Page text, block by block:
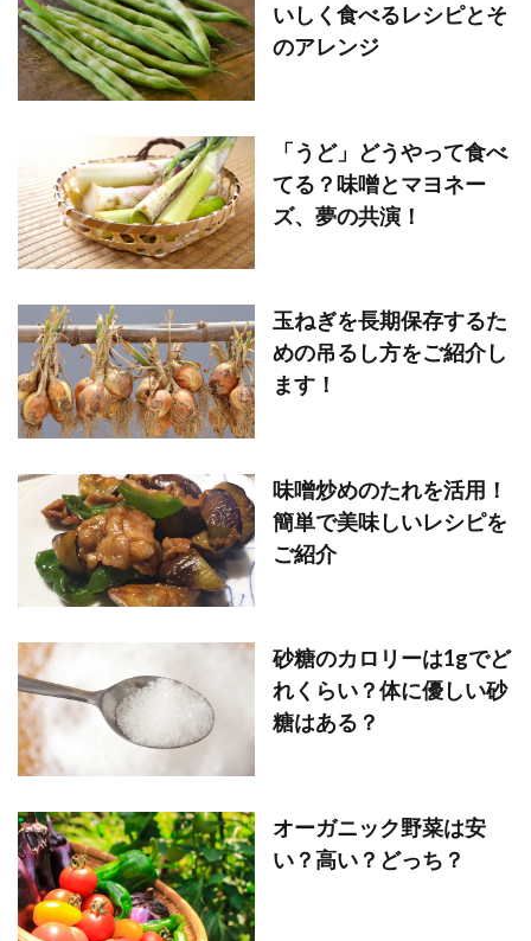
いしく食べるレシピとそ
のアレンジ
「うど」どうやって食べ
てる？味噌とマヨネー
ズ、夢の共演！
玉ねぎを長期保存するた
めの吊るし方をご紹介し
ます！
味噌炒めのたれを活用！
簡単で美味しいレシピを
ご紹介
砂糖のカロリーは1gでど
れくらい？体に優しい砂
糖はある？
オーガニック野菜は安
い？高い？どっち？